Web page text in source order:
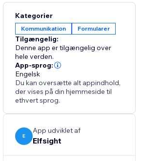
Kategorier
Kommunikation Formularer
Tilgængelig:
Denne app er tilgængelig over
hele verden.
App-sprog:
Engelsk
Du kan oversætte alt appindhold,
der vises på din hjemmeside til
ethvert sprog.
E
App udviklet af
Elfsight